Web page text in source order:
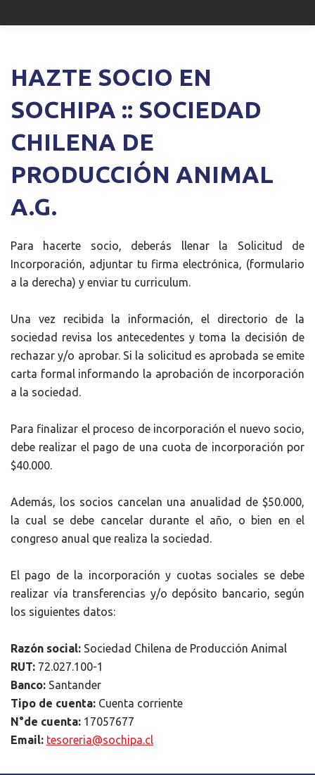
HAZTE SOCIO EN
SOCHIPA :: SOCIEDAD
CHILENA DE
PRODUCCIÓN ANIMAL
A.G.
Para hacerte socio, deberás llenar la Solicitud de
Incorporación, adjuntar tu firma electrónica, (formulario
a la derecha) y enviar tu curriculum.
Una vez recibida la información, el directorio de la
sociedad revisa los antecedentes y toma la decisión de
rechazar y/o aprobar. Si la solicitud es aprobada se emite
carta formal informando la aprobación de incorporación
a la sociedad.
Para finalizar el proceso de incorporación el nuevo socio,
debe realizar el pago de una cuota de incorporación por
$40.000.
Además, los socios cancelan una anualidad de $50.000,
la cual se debe cancelar durante el año, o bien en el
congreso anual que realiza la sociedad.
El pago de la incorporación y cuotas sociales se debe
realizar vía transferencias y/o depósito bancario, según
los siguientes datos:
Razón social: Sociedad Chilena de Producción Animal
RUT: 72.027.100-1
Banco: Santander
Tipo de cuenta: Cuenta corriente
N°de cuenta: 17057677
Email: tesoreria@sochipa.cl